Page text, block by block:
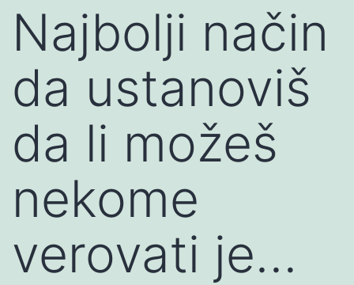
Najbolji način
da ustanoviš
da li možeš
nekome
verovati je…